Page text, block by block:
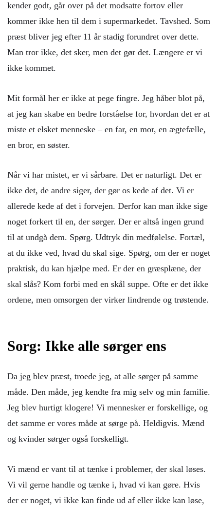
kender godt, går over på det modsatte fortov eller
kommer ikke hen til dem i supermarkedet. Tavshed. Som
præst bliver jeg efter 11 år stadig forundret over dette.
Man tror ikke, det sker, men det gør det. Længere er vi
ikke kommet.
Mit formål her er ikke at pege fingre. Jeg håber blot på,
at jeg kan skabe en bedre forståelse for, hvordan det er at
miste et elsket menneske – en far, en mor, en ægtefælle,
en bror, en søster.
Når vi har mistet, er vi sårbare. Det er naturligt. Det er
ikke det, de andre siger, der gør os kede af det. Vi er
allerede kede af det i forvejen. Derfor kan man ikke sige
noget forkert til en, der sørger. Der er altså ingen grund
til at undgå dem. Spørg. Udtryk din medfølelse. Fortæl,
at du ikke ved, hvad du skal sige. Spørg, om der er noget
praktisk, du kan hjælpe med. Er der en græsplæne, der
skal slås? Kom forbi med en skål suppe. Ofte er det ikke
ordene, men omsorgen der virker lindrende og trøstende.
Sorg: Ikke alle sørger ens
Da jeg blev præst, troede jeg, at alle sørger på samme
måde. Den måde, jeg kendte fra mig selv og min familie.
Jeg blev hurtigt klogere! Vi mennesker er forskellige, og
det samme er vores måde at sørge på. Heldigvis. Mænd
og kvinder sørger også forskelligt.
Vi mænd er vant til at tænke i problemer, der skal løses.
Vi vil gerne handle og tænke i, hvad vi kan gøre. Hvis
der er noget, vi ikke kan finde ud af eller ikke kan løse,